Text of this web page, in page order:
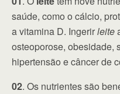
saúde, como o cálcio,
a vitamina D. Ingerirleite
osteoporose, obesidade,
hipertensão e câncer de
02. Os nutrientes são